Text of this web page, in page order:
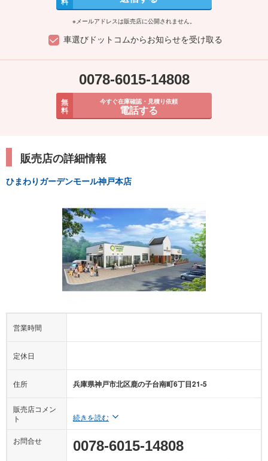
※メールアドレスは販売店に公開されません。
車選びドットコムからお知らせを受け取る
0078-6015-14808
無
料
今すぐ在庫確認・見積り依頼
電話する
販売店の詳細情報
ひまわりガーデンモール神戸本店
営業時間
定休日
住所 兵庫県神戸市北区鹿の子台南町6丁目21-5
販売店コメン
ト
続きを読む
お問合せ 0078-6015-14808